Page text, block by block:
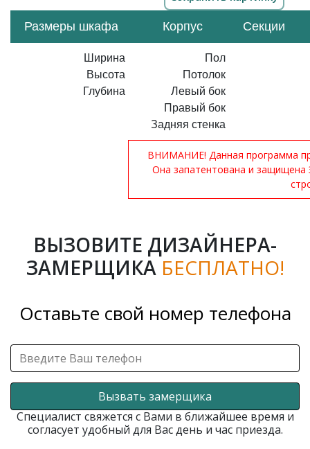
Размеры шкафа Корпус Секции
Ширина
Высота
Глубина
Пол
Потолок
Левый бок
Правый бок
Задняя стенка
ВНИМАНИЕ! Данная программа
Она запатентована и
ВЫЗОВИТЕ ДИЗАЙНЕРА-
ЗАМЕРЩИКА БЕСПЛАТНО!
Оставьте свой номер телефона
Вызвать замерщика
Специалист свяжется с Вами в ближайшее время и
согласует удобный для Вас день и час приезда.